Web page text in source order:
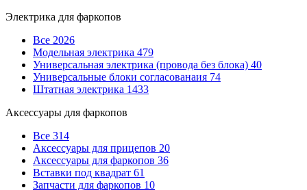
Электрика для фаркопов
Все 2026
Модельная электрика 479
Универсальная электрика (провода без блока) 40
Универсальные блоки согласованаия 74
Штатная электрика 1433
Аксессуары для фаркопов
Все 314
Аксессуары для прицепов 20
Аксессуары для фаркопов 36
Вставки под квадрат 61
Запчасти для фаркопов 10